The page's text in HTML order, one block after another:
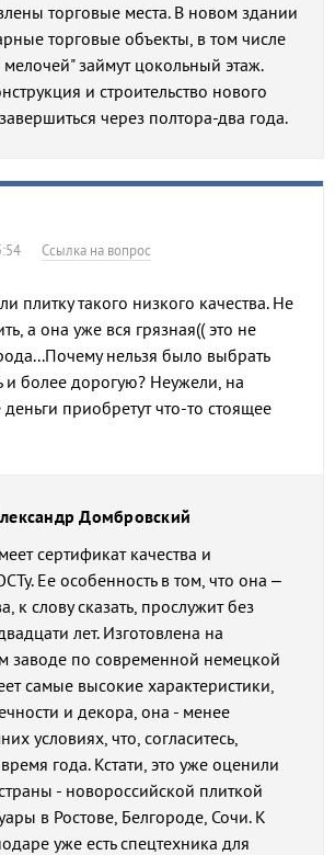
торговые места. В новом здании
торговые объекты, в том числе
займут цокольный этаж.
и строительство нового
через полтора-два года.
Ссылка на вопрос
плитку такого низкого качества. Не
а она уже вся грязная(( это не
нельзя было выбрать
более дорогую? Неужели, на
приобретут что-то стоящее
Домбровский
сертификат качества и
Ее особенность в том, что она –
к слову сказать, прослужит без
лет. Изготовлена на
заводе по современной немецкой
самые высокие характеристики,
и декора, она - менее
условиях, что, согласитесь,
года. Кстати, это уже оценили
- новороссийской плиткой
в Ростове, Белгороде, Сочи. К
уже есть спецтехника для